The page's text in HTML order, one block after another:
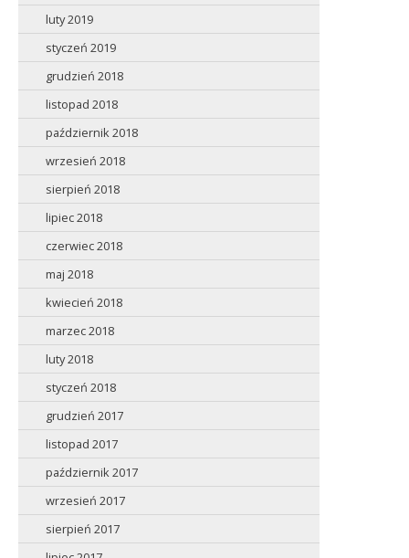
luty 2019
styczeń 2019
grudzień 2018
listopad 2018
październik 2018
wrzesień 2018
sierpień 2018
lipiec 2018
czerwiec 2018
maj 2018
kwiecień 2018
marzec 2018
luty 2018
styczeń 2018
grudzień 2017
listopad 2017
październik 2017
wrzesień 2017
sierpień 2017